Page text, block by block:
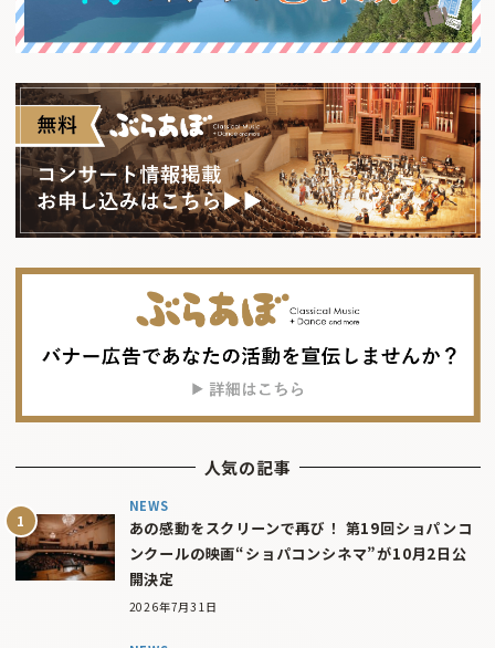
人気の記事
NEWS
あの感動をスクリーンで再び！ 第19回ショパンコ
ンクールの映画“ショパコンシネマ”が10月2日公
開決定
2026年7月31日